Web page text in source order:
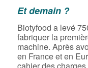
Et demain ?
Biotyfood a levé
fabriquer la
machine. Après
en France et en
cahier des charges